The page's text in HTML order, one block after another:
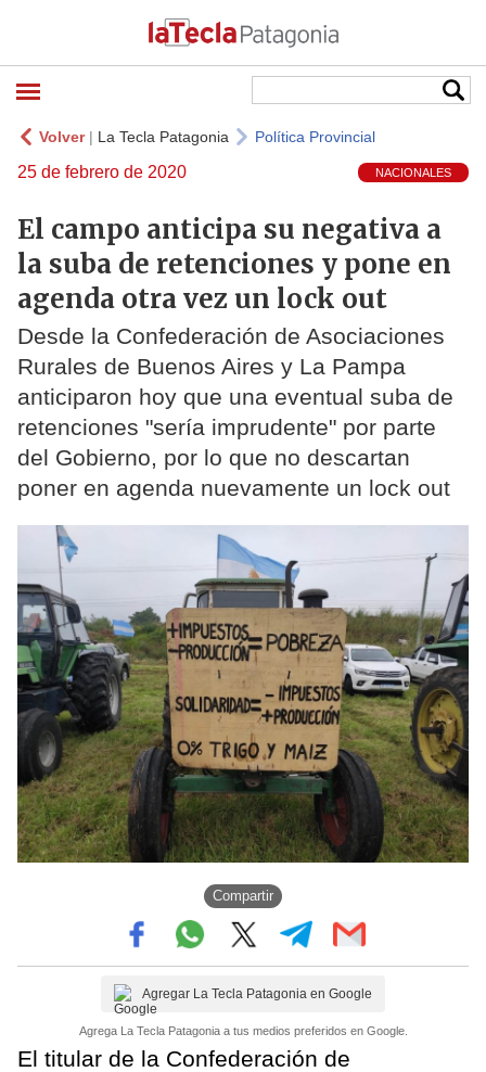
Volver| La Tecla Patagonia Política Provincial
25 de febrero de 2020 NACIONALES
El campo anticipa su negativa a
la suba de retenciones y pone en
agenda otra vez un lock out
Desde la Confederación de Asociaciones
Rurales de Buenos Aires y La Pampa
anticiparon hoy que una eventual suba de
retenciones "sería imprudente" por parte
del Gobierno, por lo que no descartan
poner en agenda nuevamente un lock out
Compartir
Agregar La Tecla Patagonia en Google
Agrega La Tecla Patagonia a tus medios preferidos en Google.
El titular de la Confederación de